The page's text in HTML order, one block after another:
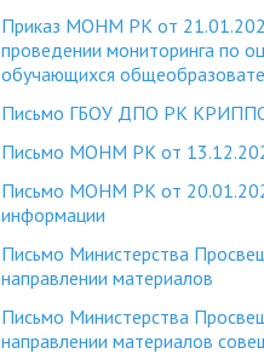
Приказ МОНМ РК от
проведении мониторинга по
обучающихся
Письмо ГБОУ ДПО РК
Письмо МОНМ РК от
Письмо МОНМ РК от
информации
Письмо Министерства
направлении материалов
Письмо Министерства
направлении материалов